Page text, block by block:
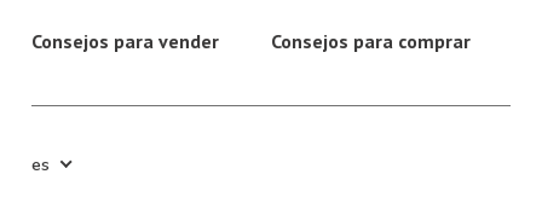
Consejos para vender Consejos para comprar
es